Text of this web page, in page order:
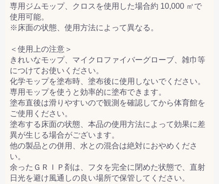
専用ジムモップ、クロスを使用した場合約 10,000 ㎡で
使用可能。
※床面の状態、使用方法によって異なる。
＜使用上の注意＞
きれいなモップ、マイクロファイバーグローブ、雑巾等
につけてお使いください。
化学モップを塗布時、塗布後に使用しないでください。
専用モップを使うと効率的に塗布できます。
塗布直後は滑りやすいので観測を確認してから体育館を
ご使用ください。
塗布する床面の状態、本品の使用方法によって効果に差
異が生じる場合がございます。
他の製品との併用、水との混合は絶対におやめくださ
い。
余ったＧＲＩＰ剤は、フタを完全に閉めた状態で、直射
日光を避け風通しの良い場所で保管してください。